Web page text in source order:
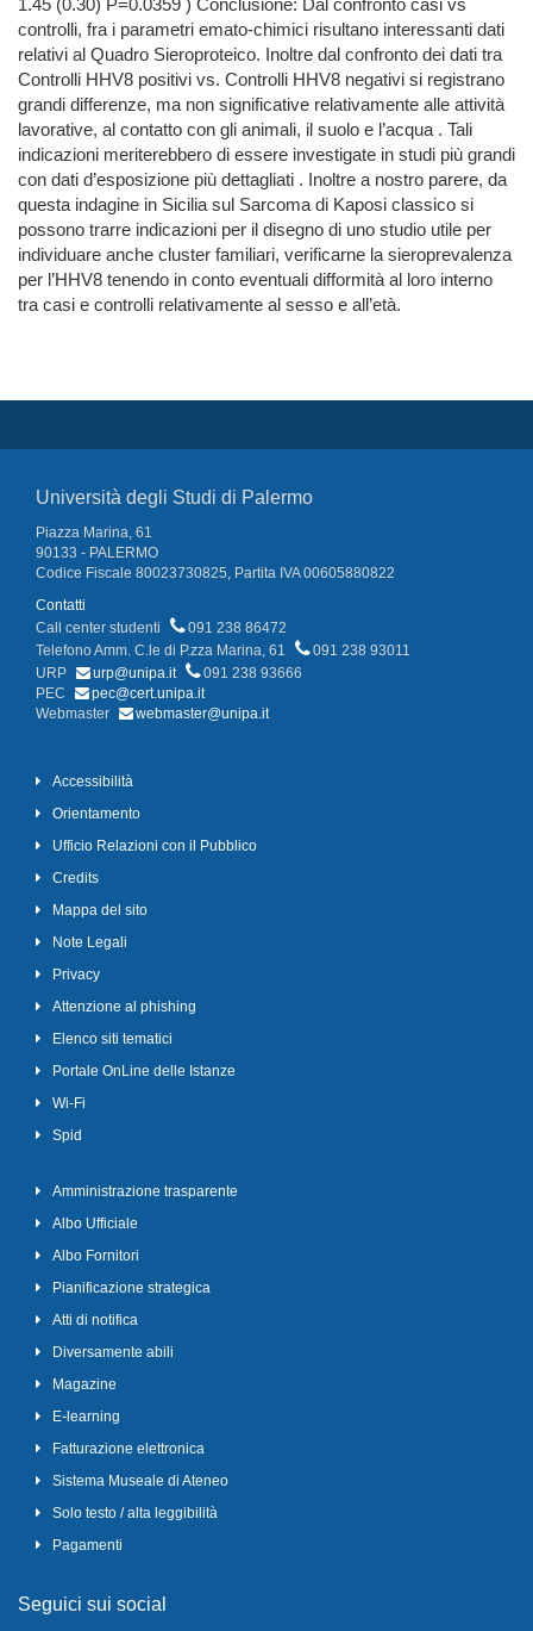
1.45 (0.30) P=0.0359 ) Conclusione: Dal confronto casi vs
controlli, fra i parametri emato-chimici risultano interessanti dati
relativi al Quadro Sieroproteico. Inoltre dal confronto dei dati tra
Controlli HHV8 positivi vs. Controlli HHV8 negativi si registrano
grandi differenze, ma non significative relativamente alle attività
lavorative, al contatto con gli animali, il suolo e l’acqua . Tali
indicazioni meriterebbero di essere investigate in studi più grandi
con dati d’esposizione più dettagliati . Inoltre a nostro parere, da
questa indagine in Sicilia sul Sarcoma di Kaposi classico si
possono trarre indicazioni per il disegno di uno studio utile per
individuare anche cluster familiari, verificarne la sieroprevalenza
per l’HHV8 tenendo in conto eventuali difformità al loro interno
tra casi e controlli relativamente al sesso e all’età.
Università degli Studi di Palermo
Piazza Marina, 61
90133 - PALERMO
Codice Fiscale 80023730825, Partita IVA 00605880822
Contatti
Call center studenti
091 238 86472
Telefono Amm. C.le di P.zza Marina, 61
091 238 93011
URP
urp@unipa.it
091 238 93666
PEC
pec@cert.unipa.it
Webmaster
webmaster@unipa.it
Accessibilità
Orientamento
Ufficio Relazioni con il Pubblico
Credits
Mappa del sito
Note Legali
Privacy
Attenzione al phishing
Elenco siti tematici
Portale OnLine delle Istanze
Wi-Fi
Spid
Amministrazione trasparente
Albo Ufficiale
Albo Fornitori
Pianificazione strategica
Atti di notifica
Diversamente abili
Magazine
E-learning
Fatturazione elettronica
Sistema Museale di Ateneo
Solo testo / alta leggibilità
Pagamenti
Seguici sui social